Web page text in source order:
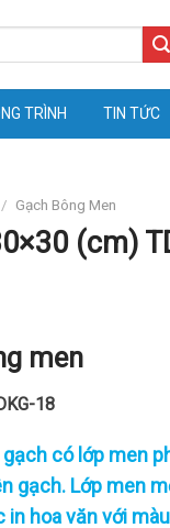
TRÌNH TIN TỨC
/ Gạch Bông Men
(cm)
men
18
gạch có lớp men
gạch. Lớp men
hoa văn với